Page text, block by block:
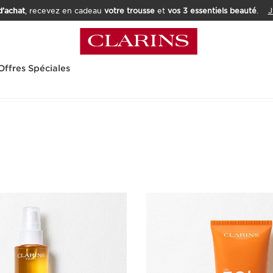
, recevez en cadeau votre trousseet vos 3 essentiels beauté.
Spéciales